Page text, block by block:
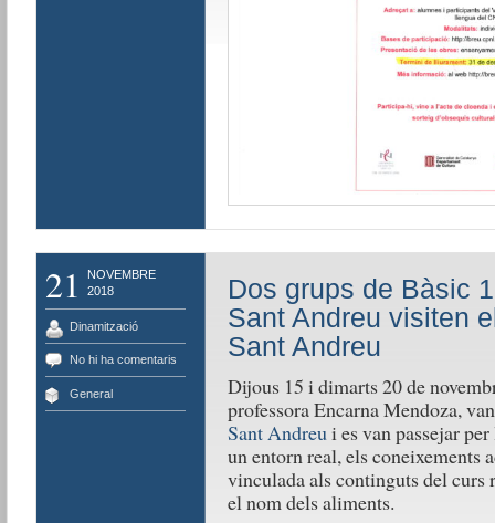
21
NOVEMBRE
2018
Dinamització
No hi ha comentaris
General
Dos grups de Bàsic
Sant Andreu visiten
Sant Andreu
Dijous 15 i dimarts 20 de
professora Encarna Mendoza,
Sant Andreui es van passejar per
un entorn real, els coneixements
vinculada als continguts del curs
el nom dels aliments.